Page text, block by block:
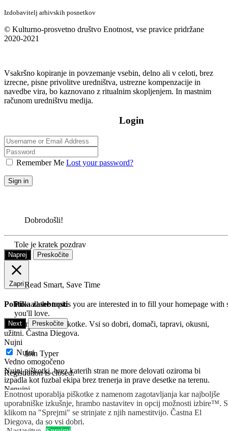
Izdobavitelj arhivskih posnetkov
© Kulturno-prosvetno društvo Enotnost, vse pravice pridržane
2020-2021
Vsakršno kopiranje in povzemanje vsebin, delno ali v celoti, brez
izrecne, pisne privolitve uredništva, ustrezne kompenzacije in
navedbe vira, bo kaznovano z ritualnim skopljenjem. In mastnim
računom uredništvu medija.
Login
Remember Me Lost your password?
Sign in
Dobrodošli!
Tole je kratek pozdrav
Naprej Preskočite
Read Smart, Save Time
Pick all the topics you are interested in to fill your homepage with
you'll love.
Next Preskočite
Join Typer
Registration is closed.
Enotnost uporablja piškotke z namenom zagotavljanja kar najboljše
uporabniške izkušnje, hrambo nastavitev in opcij možnosti izbire™. S
klikom na "Sprejmi" se strinjate z njih namestitvijo. Častna El
Diegova, da so vsi dobri.
Zapri
Politika zasebnosti
Ta stran vsebuje piškotke. Vsi so dobri, domači, tapravi, okusni,
užitni. Častna Diegova.
Nujni
Nujni
Vedno omogočeno
Nujni piškotki, brez katerih stran ne more delovati oziroma bi
izpadla kot fuzbal ekipa brez trenerja in prave desetke na terenu.
Nenujni
Nenujni
Vsi piškotki, ki niso nujno potrebni za delovanje strani in nje
funkcionalnosti.
SAVE & ACCEPT